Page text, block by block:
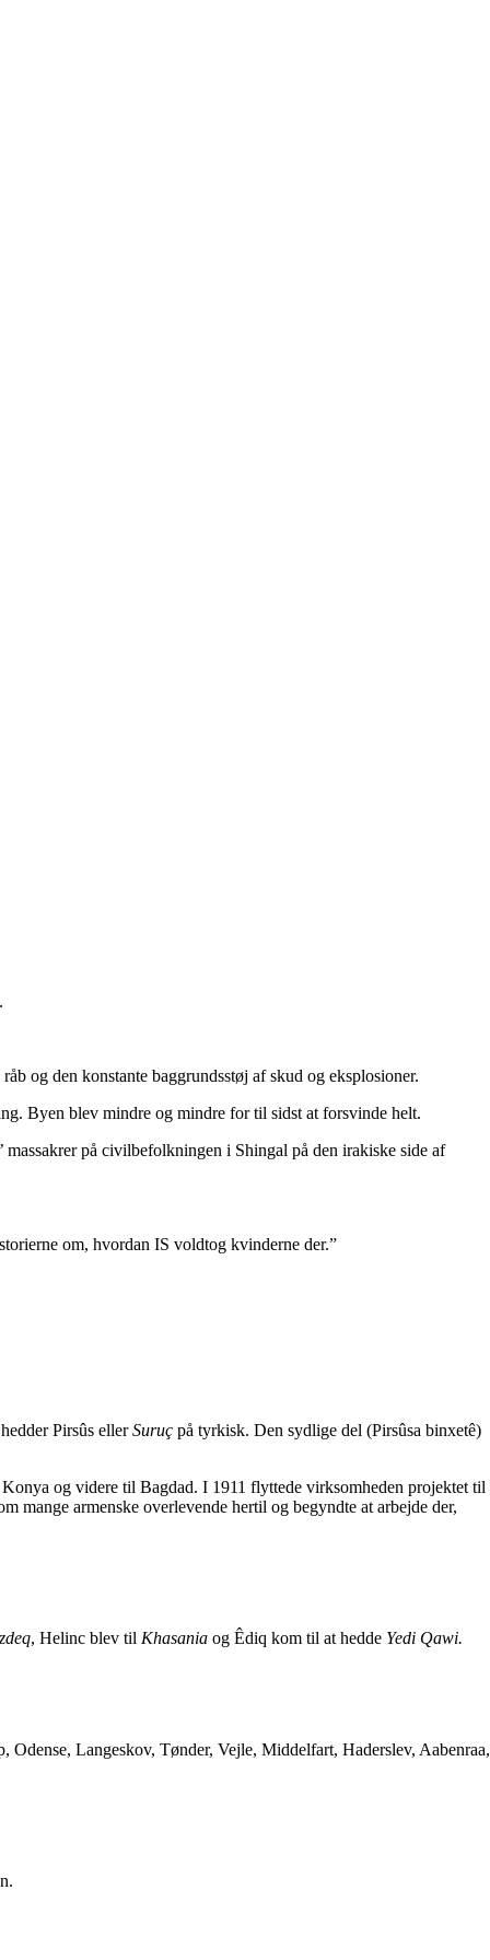
og den konstante baggrundsstøj af skud og eksplosioner.
Byen blev mindre og mindre for til sidst at forsvinde helt.
på civilbefolkningen i Shingal på den irakiske side af
om, hvordan IS voldtog kvinderne der.”
Pirsûs ellerSuruç på tyrkisk. Den sydlige del (Pirsûsa binxetê)
og videre til Bagdad. I 1911 flyttede virksomheden projektet til
mange armenske overlevende hertil og begyndte at arbejde der,
, Helinc blev til Khasania og Êdiq kom til at hedde Yedi Qawi.
Langeskov, Tønder, Vejle, Middelfart, Haderslev, Aabenraa,